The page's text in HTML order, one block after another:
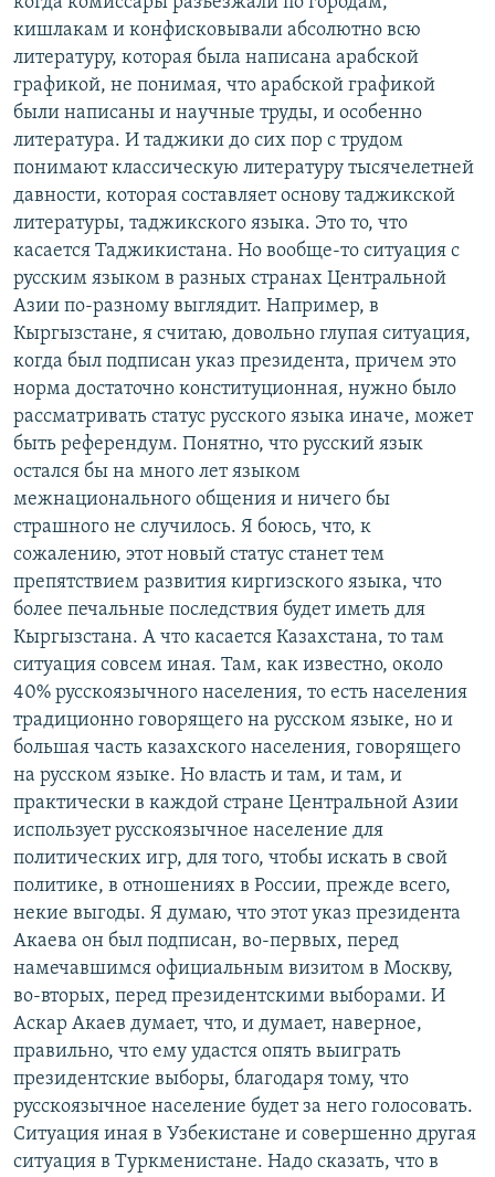
кишлакам и конфисковывали абсолютно всю
литературу, которая была написана арабской
графикой, не понимая, что арабской графикой
были написаны и научные труды, и особенно
литература. И таджики до сих пор с трудом
понимают классическую литературу тысячелетней
давности, которая составляет основу таджикской
литературы, таджикского языка. Это то, что
касается Таджикистана. Но вообще-то ситуация с
русским языком в разных странах Центральной
Азии по-разному выглядит. Например, в
Кыргызстане, я считаю, довольно глупая ситуация,
когда был подписан указ президента, причем это
норма достаточно конституционная, нужно было
рассматривать статус русского языка иначе, может
быть референдум. Понятно, что русский язык
остался бы на много лет языком
межнационального общения и ничего бы
страшного не случилось. Я боюсь, что, к
сожалению, этот новый статус станет тем
препятствием развития киргизского языка, что
более печальные последствия будет иметь для
Кыргызстана. А что касается Казахстана, то там
ситуация совсем иная. Там, как известно, около
40% русскоязычного населения, то есть населения
традиционно говорящего на русском языке, но и
большая часть казахского населения, говорящего
на русском языке. Но власть и там, и там, и
практически в каждой стране Центральной Азии
использует русскоязычное население для
политических игр, для того, чтобы искать в свой
политике, в отношениях в России, прежде всего,
некие выгоды. Я думаю, что этот указ президента
Акаева он был подписан, во-первых, перед
намечавшимся официальным визитом в Москву,
во-вторых, перед президентскими выборами. И
Аскар Акаев думает, что, и думает, наверное,
правильно, что ему удастся опять выиграть
президентские выборы, благодаря тому, что
русскоязычное население будет за него голосовать.
Ситуация иная в Узбекистане и совершенно другая
ситуация в Туркменистане. Надо сказать, что в